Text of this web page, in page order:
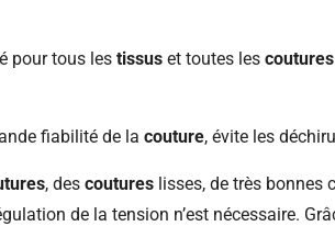
pour tous les tissus et toutes les coutures
fiabilité de la couture, évite les
, des coutures lisses, de très bonnes
de la tension n’est nécessaire.